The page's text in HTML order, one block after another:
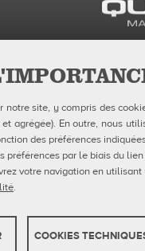
site, y compris des
agrégée). En outre, nous
des préférences
préférences par le biais du
votre navigation en
.
COOKIES
QubicaAMF Europe spa - Via